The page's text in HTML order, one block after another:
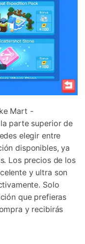
Mart -
parte superior de
elegir entre
disponibles, ya
Los precios de los
y ultra son
Solo
que prefieras
y recibirás